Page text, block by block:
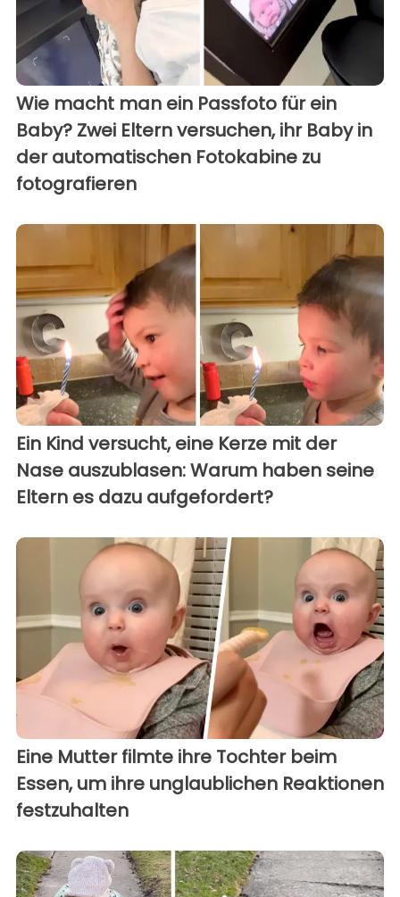
Wie macht man ein Passfoto für ein
Baby? Zwei Eltern versuchen, ihr Baby in
der automatischen Fotokabine zu
fotografieren
Ein Kind versucht, eine Kerze mit der
Nase auszublasen: Warum haben seine
Eltern es dazu aufgefordert?
Eine Mutter filmte ihre Tochter beim
Essen, um ihre unglaublichen Reaktionen
festzuhalten